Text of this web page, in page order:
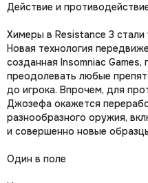
Действие и
Химеры в Resistance 3
Новая технология
созданная Insomniac
преодолевать любые
до игрока. Впрочем, для
Джозефа окажется
разнообразного оружия,
и совершенно новые
Один в поле